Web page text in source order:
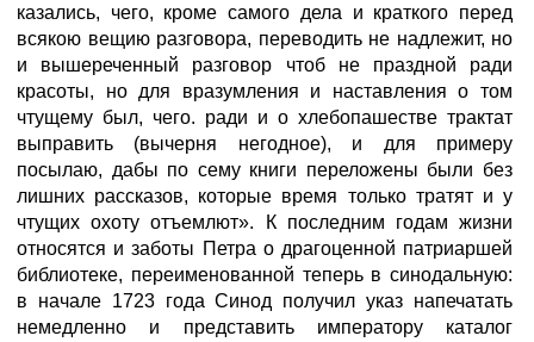
казались, чего, кроме самого дела и краткого перед
всякою вещию разговора, переводить не надлежит, но
и вышереченный разговор чтоб не праздной ради
красоты, но для вразумления и наставления о том
чтущему был, чего. ради и о хлебопашестве трактат
выправить (вычерня негодное), и для примеру
посылаю, дабы по сему книги переложены были без
лишних рассказов, которые время только тратят и у
чтущих охоту отъемлют». К последним годам жизни
относятся и заботы Петра о драгоценной патриаршей
библиотеке, переименованной теперь в синодальную:
в начале 1723 года Синод получил указ напечатать
немедленно и представить императору каталог